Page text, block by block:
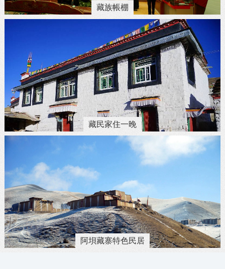
藏族帳棚
藏民家住一晚
阿垻藏寨特色民居